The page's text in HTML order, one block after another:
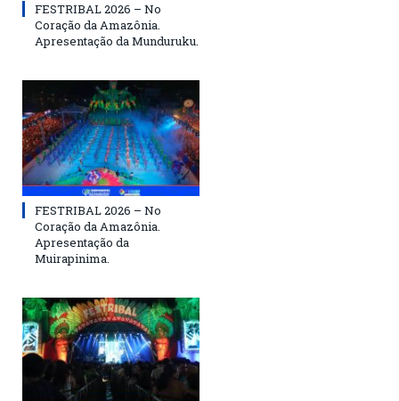
FESTRIBAL 2026 – No
Coração da Amazônia.
Apresentação da Munduruku.
FESTRIBAL 2026 – No
Coração da Amazônia.
Apresentação da
Muirapinima.